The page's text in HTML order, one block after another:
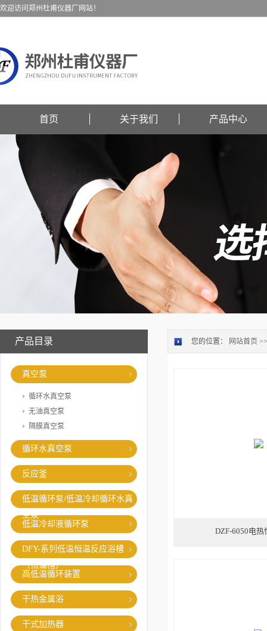
欢迎访问郑州杜甫仪器厂网站！
首页 关于我们 产品中心
产品目录
真空泵
循环水真空泵
无油真空泵
隔膜真空泵
循环水真空泵
反应釜
低温循环泵/低温冷却循环水真
空泵
低温冷却液循环泵
DFY-系列低温恒温反应浴槽
（恒温槽）
高低温循环装置
干热金属浴
干式加热器
您的位置： 网站首页
DZF-6050电热